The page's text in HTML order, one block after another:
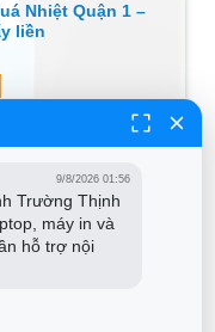
Nhiệt Quận 1 –
liền
11 do TPM –
đây
9/8/2026 01:56
Trường Thịnh
máy in và
hỗ trợ nội